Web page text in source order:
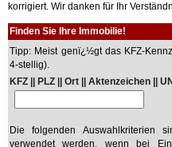
korrigiert. Wir danken für Ihr
Finden Sie Ihre Immobilie!
Tipp: Meist genï¿½gt das KFZ-
4-stellig).
KFZ || PLZ || Ort || Aktenzeichen ||
Die folgenden Auswahlkriterien
verwendet werden, wenn bei